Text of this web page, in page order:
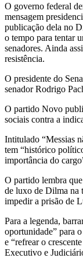
O governo federal
mensagem
publicação dela no
o tempo para tentar
senadores. Ainda
resistência.
O presidente do
senador Rodrigo
O partido Novo
sociais contra a
Intitulado “Messias
tem “histórico
importância do
O partido lembra
de luxo de Dilma na
impedir a prisão de
Para a legenda,
oportunidade” para
e “refrear o
Executivo e